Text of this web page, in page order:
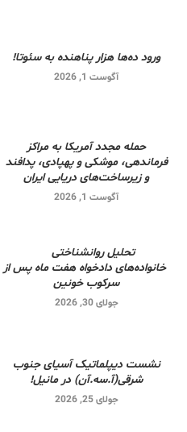
ورود ده‌ها هزار پناهنده به سئوتا!
آگوست 1, 2026
حمله مجدد آمریکا به مراکز
فرماندهی، موشکی و پهپادی، پدافند
و زیرساخت‌های دریایی ایران
آگوست 1, 2026
تحلیل روانشناختی
خانواده‌های دادخواه هفت ماه پس از
سرکوب خونین
جولای 30, 2026
نشست دیپلماتیک آسیای جنوب
شرقی‌(آ.سه.آن) در مانیل!
جولای 25, 2026